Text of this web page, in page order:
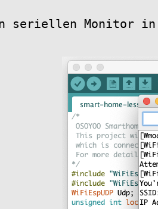
seriellen Monitor in